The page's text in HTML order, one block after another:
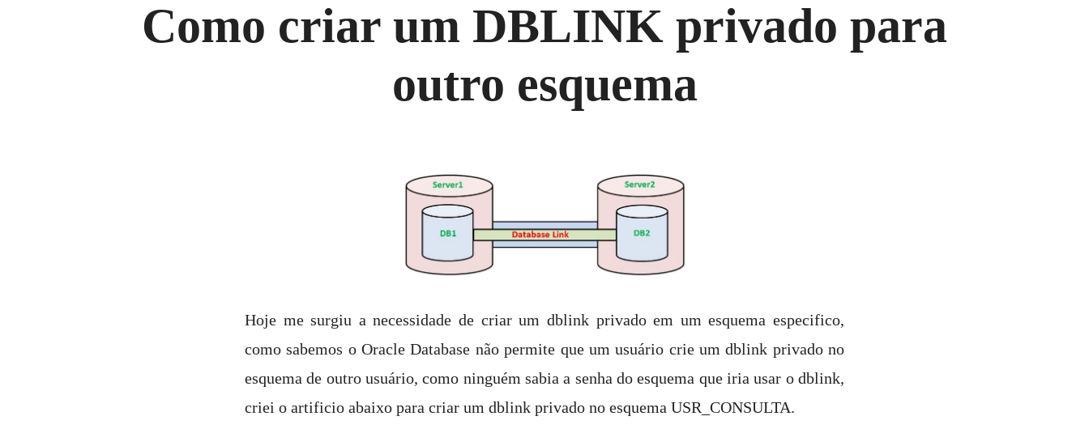
Como criar um DBLINK privado para
outro esquema
Hoje me surgiu a necessidade de criar um dblink privado em um esquema especifico,
como sabemos o Oracle Database não permite que um usuário crie um dblink privado no
esquema de outro usuário, como ninguém sabia a senha do esquema que iria usar o dblink,
criei o artificio abaixo para criar um dblink privado no esquema USR_CONSULTA.